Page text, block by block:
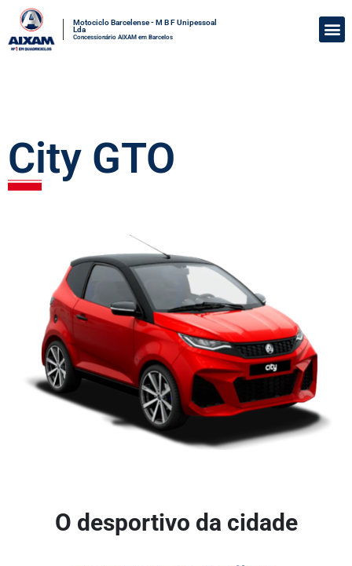
Motociclo Barcelense - M B F Unipessoal
Lda
Concessionário AIXAM em Barcelos
City GTO
O desportivo da cidade